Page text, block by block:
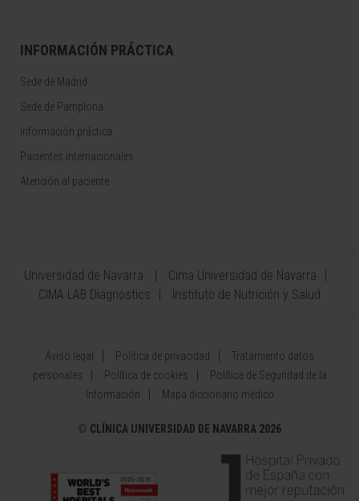
INFORMACIÓN PRÁCTICA
Sede de Madrid
Sede de Pamplona
Información práctica
Pacientes internacionales
Atención al paciente
Universidad de Navarra
Cima Universidad de Navarra
CIMA LAB Diagnostics
Instituto de Nutrición y Salud
Aviso legal Política de privacidad
Tratamiento datos
personales
Política de cookies
Política de Seguridad de la
Información
Mapa diccionario médico
© CLÍNICA UNIVERSIDAD DE NAVARRA 2026